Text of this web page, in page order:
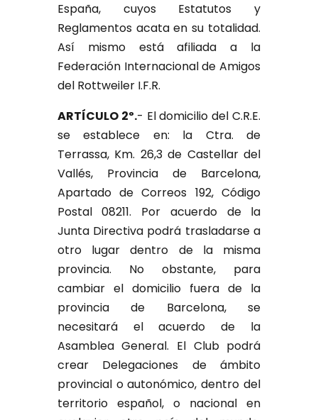
España, cuyos Estatutos y
Reglamentos acata en su totalidad.
Así mismo está afiliada a la
Federación Internacional de Amigos
del Rottweiler I.F.R.
ARTÍCULO 2º.- El domicilio del C.R.E.
se establece en: la Ctra. de
Terrassa, Km. 26,3 de Castellar del
Vallés, Provincia de Barcelona,
Apartado de Correos 192, Código
Postal 08211. Por acuerdo de la
Junta Directiva podrá trasladarse a
otro lugar dentro de la misma
provincia. No obstante, para
cambiar el domicilio fuera de la
provincia de Barcelona, se
necesitará el acuerdo de la
Asamblea General. El Club podrá
crear Delegaciones de ámbito
provincial o autonómico, dentro del
territorio español, o nacional en